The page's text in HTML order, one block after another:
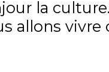
la
allons